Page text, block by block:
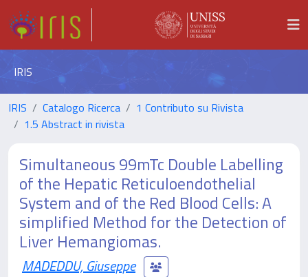
IRIS
IRIS Catalogo Ricerca
1 Contributo su Rivista
1.5 Abstract in rivista
Simultaneous 99mTc Double Labelling
of the Hepatic Reticuloendothelial
System and of the Red Blood Cells: A
simplified Method for the Detection of
Liver Hemangiomas.
MADEDDU, Giuseppe